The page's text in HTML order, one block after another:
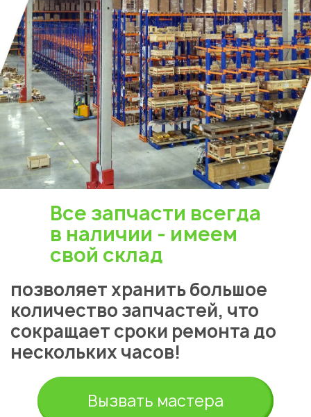
Все запчасти всегда
в наличии - имеем
свой склад
позволяет хранить большое
количество запчастей, что
сокращает сроки ремонта до
нескольких часов!
Вызвать мастера